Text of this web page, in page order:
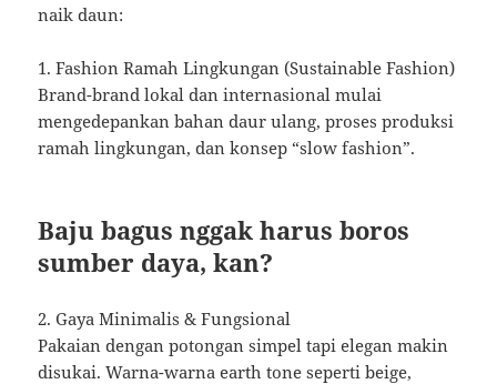
naik daun:
1. Fashion Ramah Lingkungan (Sustainable Fashion)
Brand-brand lokal dan internasional mulai
mengedepankan bahan daur ulang, proses produksi
ramah lingkungan, dan konsep “slow fashion”.
Baju bagus nggak harus boros
sumber daya, kan?
2. Gaya Minimalis & Fungsional
Pakaian dengan potongan simpel tapi elegan makin
disukai. Warna-warna earth tone seperti beige,